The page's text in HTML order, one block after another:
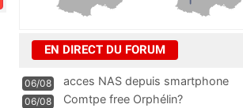
EN DIRECT DU FORUM
06/08 acces NAS depuis smartphone
06/08 Comtpe free Orphélin?